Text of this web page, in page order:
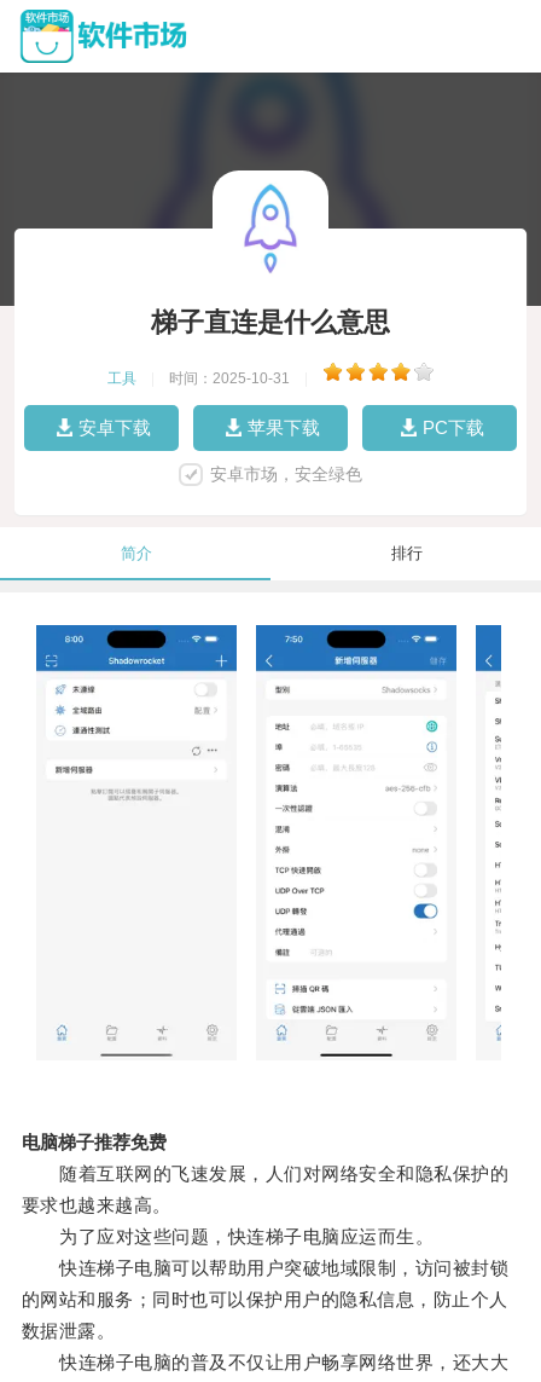
梯子直连是什么意思
工具 时间：2025-10-31
安卓下载 苹果下载 PC下载
安卓市场，安全绿色
简介 排行
电脑梯子推荐免费
随着互联网的飞速发展，人们对网络安全和隐私保护的
要求也越来越高。
为了应对这些问题，快连梯子电脑应运而生。
快连梯子电脑可以帮助用户突破地域限制，访问被封锁
的网站和服务；同时也可以保护用户的隐私信息，防止个人
数据泄露。
快连梯子电脑的普及不仅让用户畅享网络世界，还大大